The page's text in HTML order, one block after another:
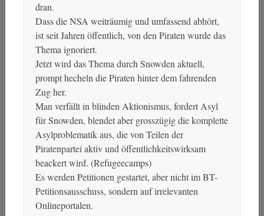
dran.
Dass die NSA weiträumig und umfassend abhört,
ist seit Jahren öffentlich, von den Piraten wurde das
Thema ignoriert.
Jetzt wird das Thema durch Snowden aktuell,
prompt hecheln die Piraten hinter dem fahrenden
Zug her.
Man verfällt in blinden Aktionismus, fordert Asyl
für Snowden, blendet aber grosszügig die komplette
Asylproblematik aus, die von Teilen der
Piratenpartei aktiv und öffentlichkeitswirksam
beackert wird. (Refugeecamps)
Es werden Petitionen gestartet, aber nicht im BT-
Petitionsausschuss, sondern auf irrelevanten
Onlineportalen.